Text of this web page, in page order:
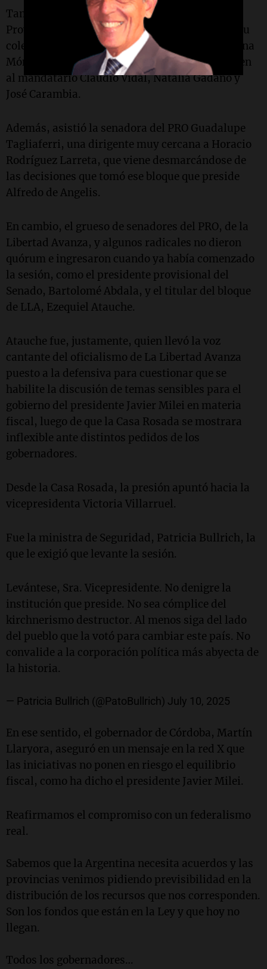
También lo hicieron el jefe de la bancada de
Provincias Unidas, Carlos "Camau" Espinola, su
colega la cordobesa Alejandra Avila, la rionegrina
Mónica Silva, y los santacruceños que responden
al mandatario Claudio Vidal, Natalia Gadano y
José Carambia.
Además, asistió la senadora del PRO Guadalupe
Tagliaferri, una dirigente muy cercana a Horacio
Rodríguez Larreta, que viene desmarcándose de
las decisiones que tomó ese bloque que preside
Alfredo de Angelis.
En cambio, el grueso de senadores del PRO, de la
Libertad Avanza, y algunos radicales no dieron
quórum e ingresaron cuando ya había comenzado
la sesión, como el presidente provisional del
Senado, Bartolomé Abdala, y el titular del bloque
de LLA, Ezequiel Atauche.
Atauche fue, justamente, quien llevó la voz
cantante del oficialismo de La Libertad Avanza
puesto a la defensiva para cuestionar que se
habilite la discusión de temas sensibles para el
gobierno del presidente Javier Milei en materia
fiscal, luego de que la Casa Rosada se mostrara
inflexible ante distintos pedidos de los
gobernadores.
Desde la Casa Rosada, la presión apuntó hacia la
vicepresidenta Victoria Villarruel.
Fue la ministra de Seguridad, Patricia Bullrich, la
que le exigió que levante la sesión.
Levántese, Sra. Vicepresidente. No denigre la
institución que preside. No sea cómplice del
kirchnerismo destructor. Al menos siga del lado
del pueblo que la votó para cambiar este país. No
convalide a la corporación política más abyecta de
la historia.
— Patricia Bullrich (@PatoBullrich) July 10, 2025
En ese sentido, el gobernador de Córdoba, Martín
Llaryora, aseguró en un mensaje en la red X que
las iniciativas no ponen en riesgo el equilibrio
fiscal, como ha dicho el presidente Javier Milei.
Reafirmamos el compromiso con un federalismo
real.
Sabemos que la Argentina necesita acuerdos y las
provincias venimos pidiendo previsibilidad en la
distribución de los recursos que nos corresponden.
Son los fondos que están en la Ley y que hoy no
llegan.
Todos los gobernadores…